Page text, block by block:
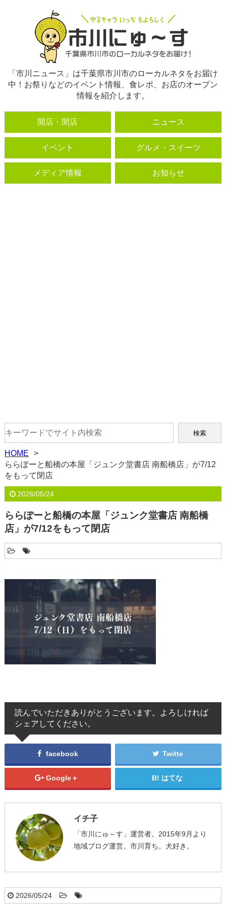
「市川ニュース」は千葉県市川市のローカルネタをお届け
中！お祭りなどのイベント情報、食レポ、お店のオープン
情報を紹介します。
開店・閉店 ニュース
イベント グルメ・スイーツ
メディア情報 お知らせ
HOME
ららぽーと船橋の本屋「ジュンク堂書店 南船橋店」が7/12
をもって閉店
2026/05/24
ららぽーと船橋の本屋「ジュンク堂書店 南船橋
店」が7/12をもって閉店
読んでいただきありがとうございます。よろしければ
シェアしてください。
facebook Twitte
Google＋ はてな
イチ子
「市川にゅ～す」運営者。2015年9月より
地域ブログ運営。市川育ち。犬好き。
2026/05/24